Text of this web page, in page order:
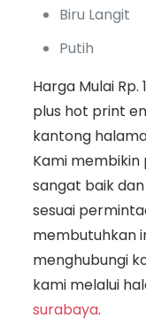
Biru Langit
Putih
Harga Mulai
plus hot print
kantong
Kami
sangat baik
sesuai
membutuhkan
menghubungi
kami melalui
surabaya.